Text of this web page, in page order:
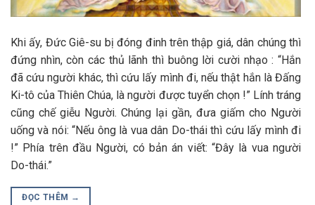
Khi ấy, Đức Giê-su bị đóng đinh trên thập giá, dân chúng thì
đứng nhìn, còn các thủ lãnh thì buông lời cười nhạo : “Hắn
đã cứu người khác, thì cứu lấy mình đi, nếu thật hắn là Đấng
Ki-tô của Thiên Chúa, là người được tuyển chọn !” Lính tráng
cũng chế giễu Người. Chúng lại gần, đưa giấm cho Người
uống và nói: “Nếu ông là vua dân Do-thái thì cứu lấy mình đi
!” Phía trên đầu Người, có bản án viết: “Đây là vua người
Do-thái.”
ĐỌC THÊM →